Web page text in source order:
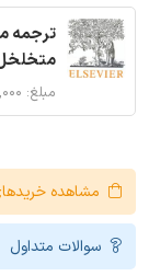
ترجمه
مبلغ: ۱۴۰,۰۰۰ تومان
مشاهده
سوالات متداول